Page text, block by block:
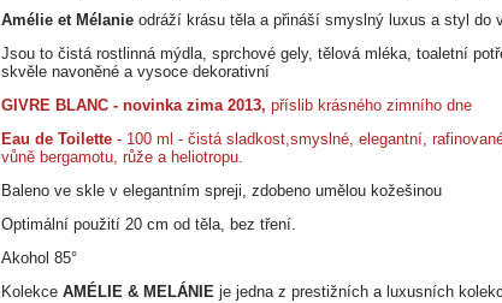
Amélie et Mélanie odráží krásu těla a přináší smyslný luxus a styl do
Jsou to čistá rostlinná mýdla, sprchové gely, tělová mléka, toaletní
skvěle navoněné a vysoce dekorativní
GIVRE BLANC - novinka zima 2013, příslib krásného zimního dne
Eau de Toilette - 100 ml - čistá sladkost,smyslné, elegantní,
vůně bergamotu, růže a heliotropu.
Baleno ve skle v elegantním spreji, zdobeno umělou kožešinou
Optimální použití 20 cm od těla, bez tření.
Akohol 85°
Kolekce AMÉLIE & MELÁNIE je jedna z prestižních a luxusních